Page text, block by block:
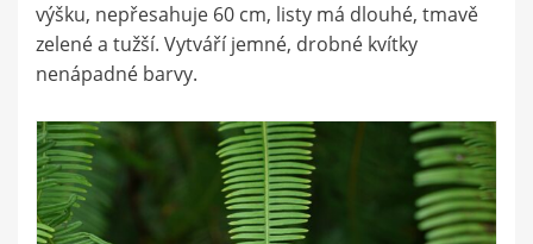
výšku, nepřesahuje 60 cm, listy má dlouhé, tmavě
zelené a tužší. Vytváří jemné, drobné kvítky
nenápadné barvy.